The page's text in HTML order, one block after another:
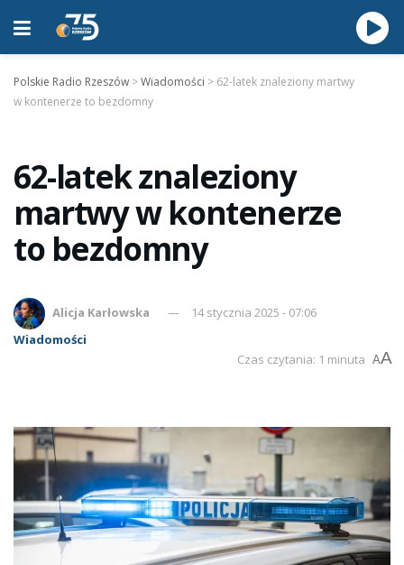
Polskie Radio Rzeszów >Wiadomości > 62-latek znaleziony martwy
w kontenerze to bezdomny
62-latek znaleziony
martwy w kontenerze
to bezdomny
Alicja Karłowska
14 stycznia 2025 - 07:06
Wiadomości
Czas czytania: 1 minuta AA